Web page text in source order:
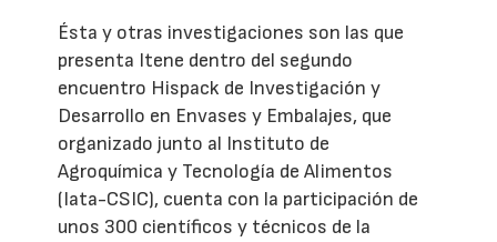
Ésta y otras investigaciones son las que
presenta Itene dentro del segundo
encuentro Hispack de Investigación y
Desarrollo en Envases y Embalajes, que
organizado junto al Instituto de
Agroquímica y Tecnología de Alimentos
(Iata-CSIC), cuenta con la participación de
unos 300 científicos y técnicos de la